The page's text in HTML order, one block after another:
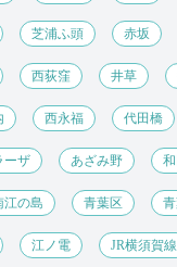
芝浦ふ頭 赤坂
西荻窪 井草
西永福 代田橋
ーザ あざみ野
江の島 青葉区
江ノ電 JR横須賀線